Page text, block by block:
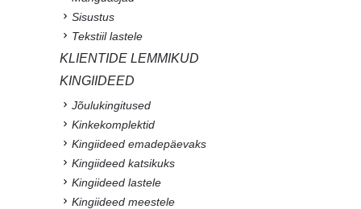
Sisustus
Tekstiil lastele
KLIENTIDE LEMMIKUD
KINGIIDEED
Jõulukingitused
Kinkekomplektid
Kingiideed emadepäevaks
Kingiideed katsikuks
Kingiideed lastele
Kingiideed meestele